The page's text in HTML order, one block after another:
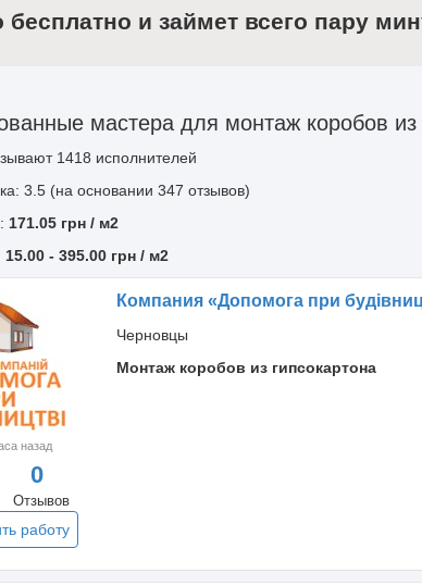
бесплатно и займет всего пару
мастера для монтаж коробов из
1418 исполнителей
3.5 (на основании 347 отзывов)
171.05 грн / м2
15.00 - 395.00 грн / м2
назад
0
Отзывов
работу
Компания «Допомога при
Черновцы
Монтаж коробов из гипсокартона